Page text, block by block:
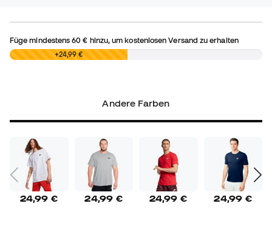
Füge mindestens60 € hinzu, um kostenlosen Versand zu erhalten
0,00 € +24,99 €
Andere Farben
24,99 € 24,99 € 24,99 € 24,99 €